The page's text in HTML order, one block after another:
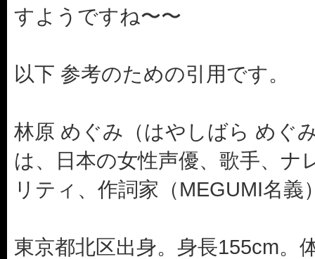
すようですね〜〜
以下 参考のための引用です。
林原 めぐみ（はやしばら めぐ
は、日本の女性声優、歌手、ナ
リティ、作詞家（MEGUMI名
東京都北区出身。身長155cm。